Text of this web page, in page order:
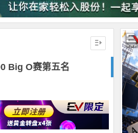
Big O赛第五名